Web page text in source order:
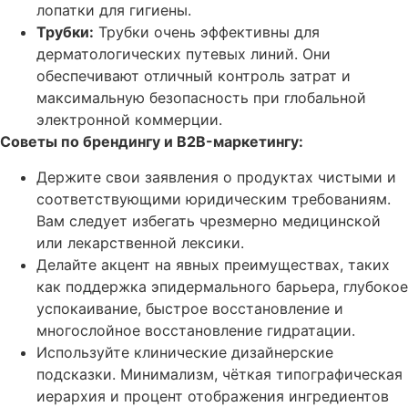
лопатки для гигиены.
Трубки: Трубки очень эффективны для
дерматологических путевых линий. Они
обеспечивают отличный контроль затрат и
максимальную безопасность при глобальной
электронной коммерции.
Советы по брендингу и B2B-маркетингу:
Держите свои заявления о продуктах чистыми и
соответствующими юридическим требованиям.
Вам следует избегать чрезмерно медицинской
или лекарственной лексики.
Делайте акцент на явных преимуществах, таких
как поддержка эпидермального барьера, глубокое
успокаивание, быстрое восстановление и
многослойное восстановление гидратации.
Используйте клинические дизайнерские
подсказки. Минимализм, чёткая типографическая
иерархия и процент отображения ингредиентов